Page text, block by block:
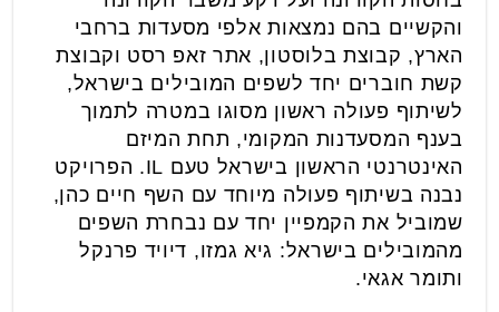
והקשיים בהם נמצאות אלפי מסעדות ברחבי
הארץ, קבוצת בלוסטון, אתר זאפ רסט וקבוצת
קשת חוברים יחד לשפים המובילים בישראל,
לשיתוף פעולה ראשון מסוגו במטרה לתמוך
בענף המסעדנות המקומי, תחת המיזם
האינטרנטי הראשון בישראל טעם IL. הפרויקט
נבנה בשיתוף פעולה מיוחד עם השף חיים כהן,
שמוביל את הקמפיין יחד עם נבחרת השפים
מהמובילים בישראל: גיא גמזו, דיויד פרנקל
ותומר אגאי.